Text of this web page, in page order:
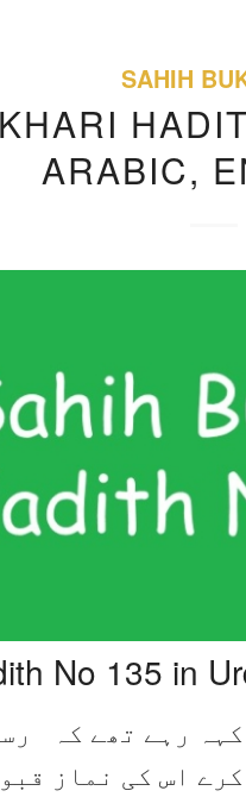
SAHIH
ARABIC,
No 135 in
رہے تھے کہ
اس کی نماز